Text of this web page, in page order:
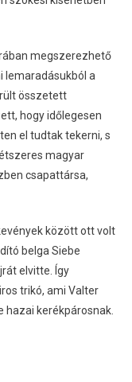
megszerezhető
lemaradásukból a
összetett
hogy időlegesen
el tudtak tekerni, s
magyar
csapattársa,
között ott volt
belga Siebe
elvitte. Így
trikó, ami Valter
kerékpárosnak.